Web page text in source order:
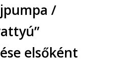
/
elsőként